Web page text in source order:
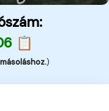
📋
)